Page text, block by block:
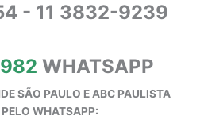
- 11 3832-9239
WHATSAPP
SÃO PAULO E ABC PAULISTA
PELO WHATSAPP: